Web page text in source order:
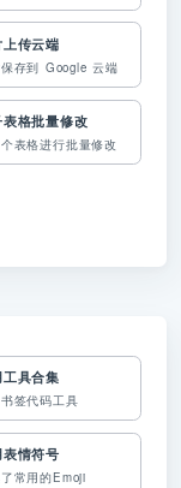
传云端
存到 Google 云端
格批量修改
表格进行批量修改
具合集
签代码工具
情符号
常用的Emoji